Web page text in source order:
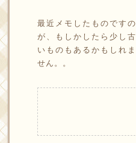
最近メモしたものですの
が、もしかしたら少し古
いものもあるかもしれま
せん。。